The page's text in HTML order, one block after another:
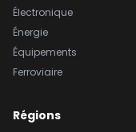
Électronique
Énergie
Équipements
Ferroviaire
Régions